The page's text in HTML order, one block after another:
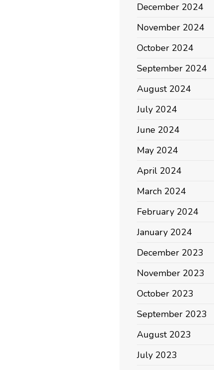
December 2024
November 2024
October 2024
September 2024
August 2024
July 2024
June 2024
May 2024
April 2024
March 2024
February 2024
January 2024
December 2023
November 2023
October 2023
September 2023
August 2023
July 2023